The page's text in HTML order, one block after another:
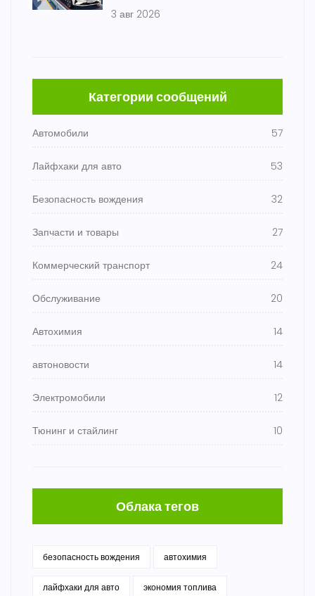
3 авг 2026
Категории сообщений
Автомобили 57
Лайфхаки для авто 53
Безопасность вождения 32
Запчасти и товары 27
Коммерческий транспорт 24
Обслуживание 20
Автохимия 14
автоновости 14
Электромобили 12
Тюнинг и стайлинг 10
Облака тегов
безопасность вождения автохимия
лайфхаки для авто экономия топлива